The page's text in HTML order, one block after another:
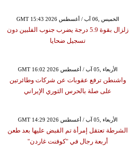
GMT 15:43 2026 الخميس ,06 آب / أغسطس
زلزال بقوة 5.9 درجة يضرب جنوب الفلبين دون
تسجيل ضحايا
GMT 16:02 2026 الأربعاء ,05 آب / أغسطس
واشنطن ترفع عقوبات عن شركات وطائرتين
على صلة بالحرس الثوري الإيراني
GMT 14:29 2026 الأربعاء ,05 آب / أغسطس
الشرطة تعتقل إمرأة تم القبض عليها بعد طعن
أربعة رجال في "كوفنت غاردن"